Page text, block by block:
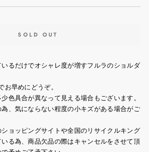
格
SOLD OUT
るだけでオシャレ度が増すフルラのショルダ
早めにどうぞ。
色具合が異なって見える場合もございます。
、気にならない程度の小キズがある場合がご
ョッピングサイトや全国のリサイクルキング
る為、商品欠品の際はキャンセルをさせて頂